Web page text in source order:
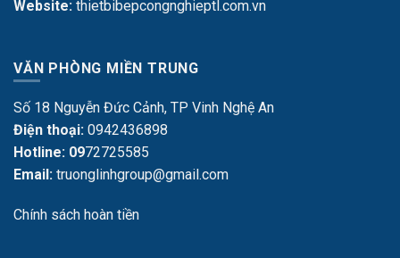
Website: thietbibepcongnghieptl.com.vn
VĂN PHÒNG MIỀN TRUNG
Số 18 Nguyễn Đức Cảnh, TP Vinh Nghệ An
Điện thoại: 0942436898
Hotline: 0972725585
Email: truonglinhgroup@gmail.com
Chính sách hoàn tiền